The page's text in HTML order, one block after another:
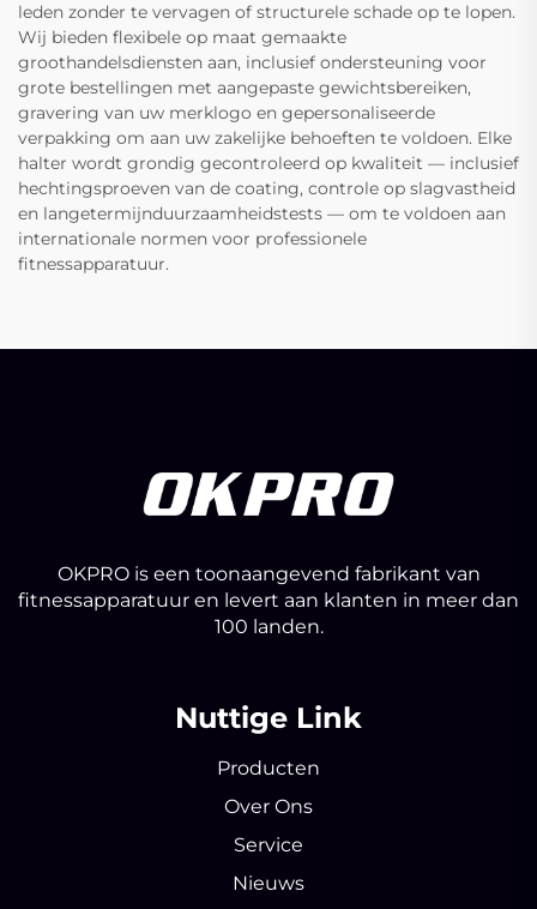
leden zonder te vervagen of structurele schade op te lopen.
Wij bieden flexibele op maat gemaakte
groothandelsdiensten aan, inclusief ondersteuning voor
grote bestellingen met aangepaste gewichtsbereiken,
gravering van uw merklogo en gepersonaliseerde
verpakking om aan uw zakelijke behoeften te voldoen. Elke
halter wordt grondig gecontroleerd op kwaliteit — inclusief
hechtingsproeven van de coating, controle op slagvastheid
en langetermijnduurzaamheidstests — om te voldoen aan
internationale normen voor professionele
fitnessapparatuur.
OKPRO is een toonaangevend fabrikant van
fitnessapparatuur en levert aan klanten in meer dan
100 landen.
Nuttige Link
Producten
Over Ons
Service
Nieuws